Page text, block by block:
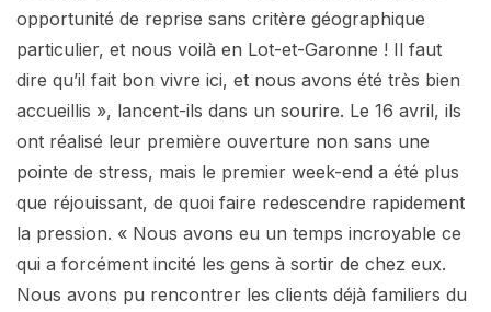
opportunité de reprise sans critère géographique
particulier, et nous voilà en Lot-et-Garonne ! Il faut
dire qu’il fait bon vivre ici, et nous avons été très bien
accueillis », lancent-ils dans un sourire. Le 16 avril, ils
ont réalisé leur première ouverture non sans une
pointe de stress, mais le premier week-end a été plus
que réjouissant, de quoi faire redescendre rapidement
la pression. « Nous avons eu un temps incroyable ce
qui a forcément incité les gens à sortir de chez eux.
Nous avons pu rencontrer les clients déjà familiers du